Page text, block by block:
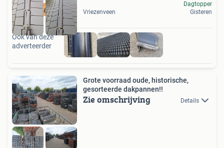
Zo goed als nieuw Vriezenveen
Dagtopper
Gisteren
Ook van deze
adverteerder
Grote voorraad oude, historische,
gesorteerde dakpannen!!
Zie omschrijving Details